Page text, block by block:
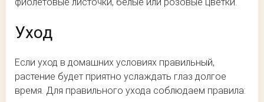
Уход
Если уход в домашних условиях правильный,
растение будет приятно услаждать глаз долгое
время. Для правильного ухода соблюдаем правила: